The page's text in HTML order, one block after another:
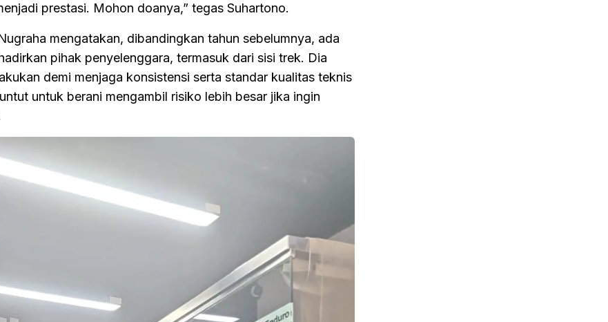
prestasi. Mohon doanya,” tegas Suhartono.
mengatakan, dibandingkan tahun sebelumnya, ada
pihak penyelenggara, termasuk dari sisi trek. Dia
demi menjaga konsistensi serta standar kualitas teknis
untuk berani mengambil risiko lebih besar jika ingin